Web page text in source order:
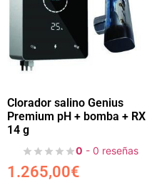
Clorador salino Genius
Premium pH + bomba + RX
14 g
0 - 0 reseñas
1.265,00€